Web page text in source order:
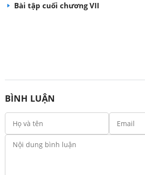
Bài tập cuối chương VII
BÌNH LUẬN